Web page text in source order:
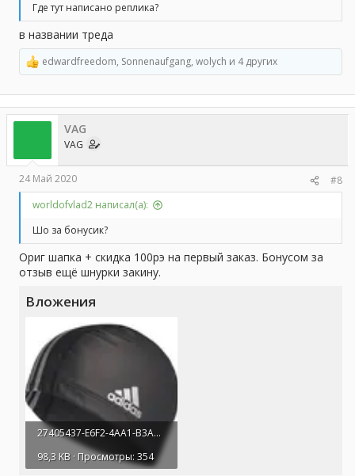
Где тут написано реплика?
в названии треда
Р
е
а
к
ц
edwardfreedom, Sonnenaufgang, wolych и 4 других
VAG
VAG
24 Май 2020
#8
worldofvlad2 написал(а):
Шо за бонусик?
Ориг шапка + скидка 100рэ на первый заказ. Бонусом за
отзыв ещё шнурки закину.
Вложения
27405437-E6F2-4AA1-B3A6-9CEF6ED17B4D.webp
98,3 KB · Просмотры: 354